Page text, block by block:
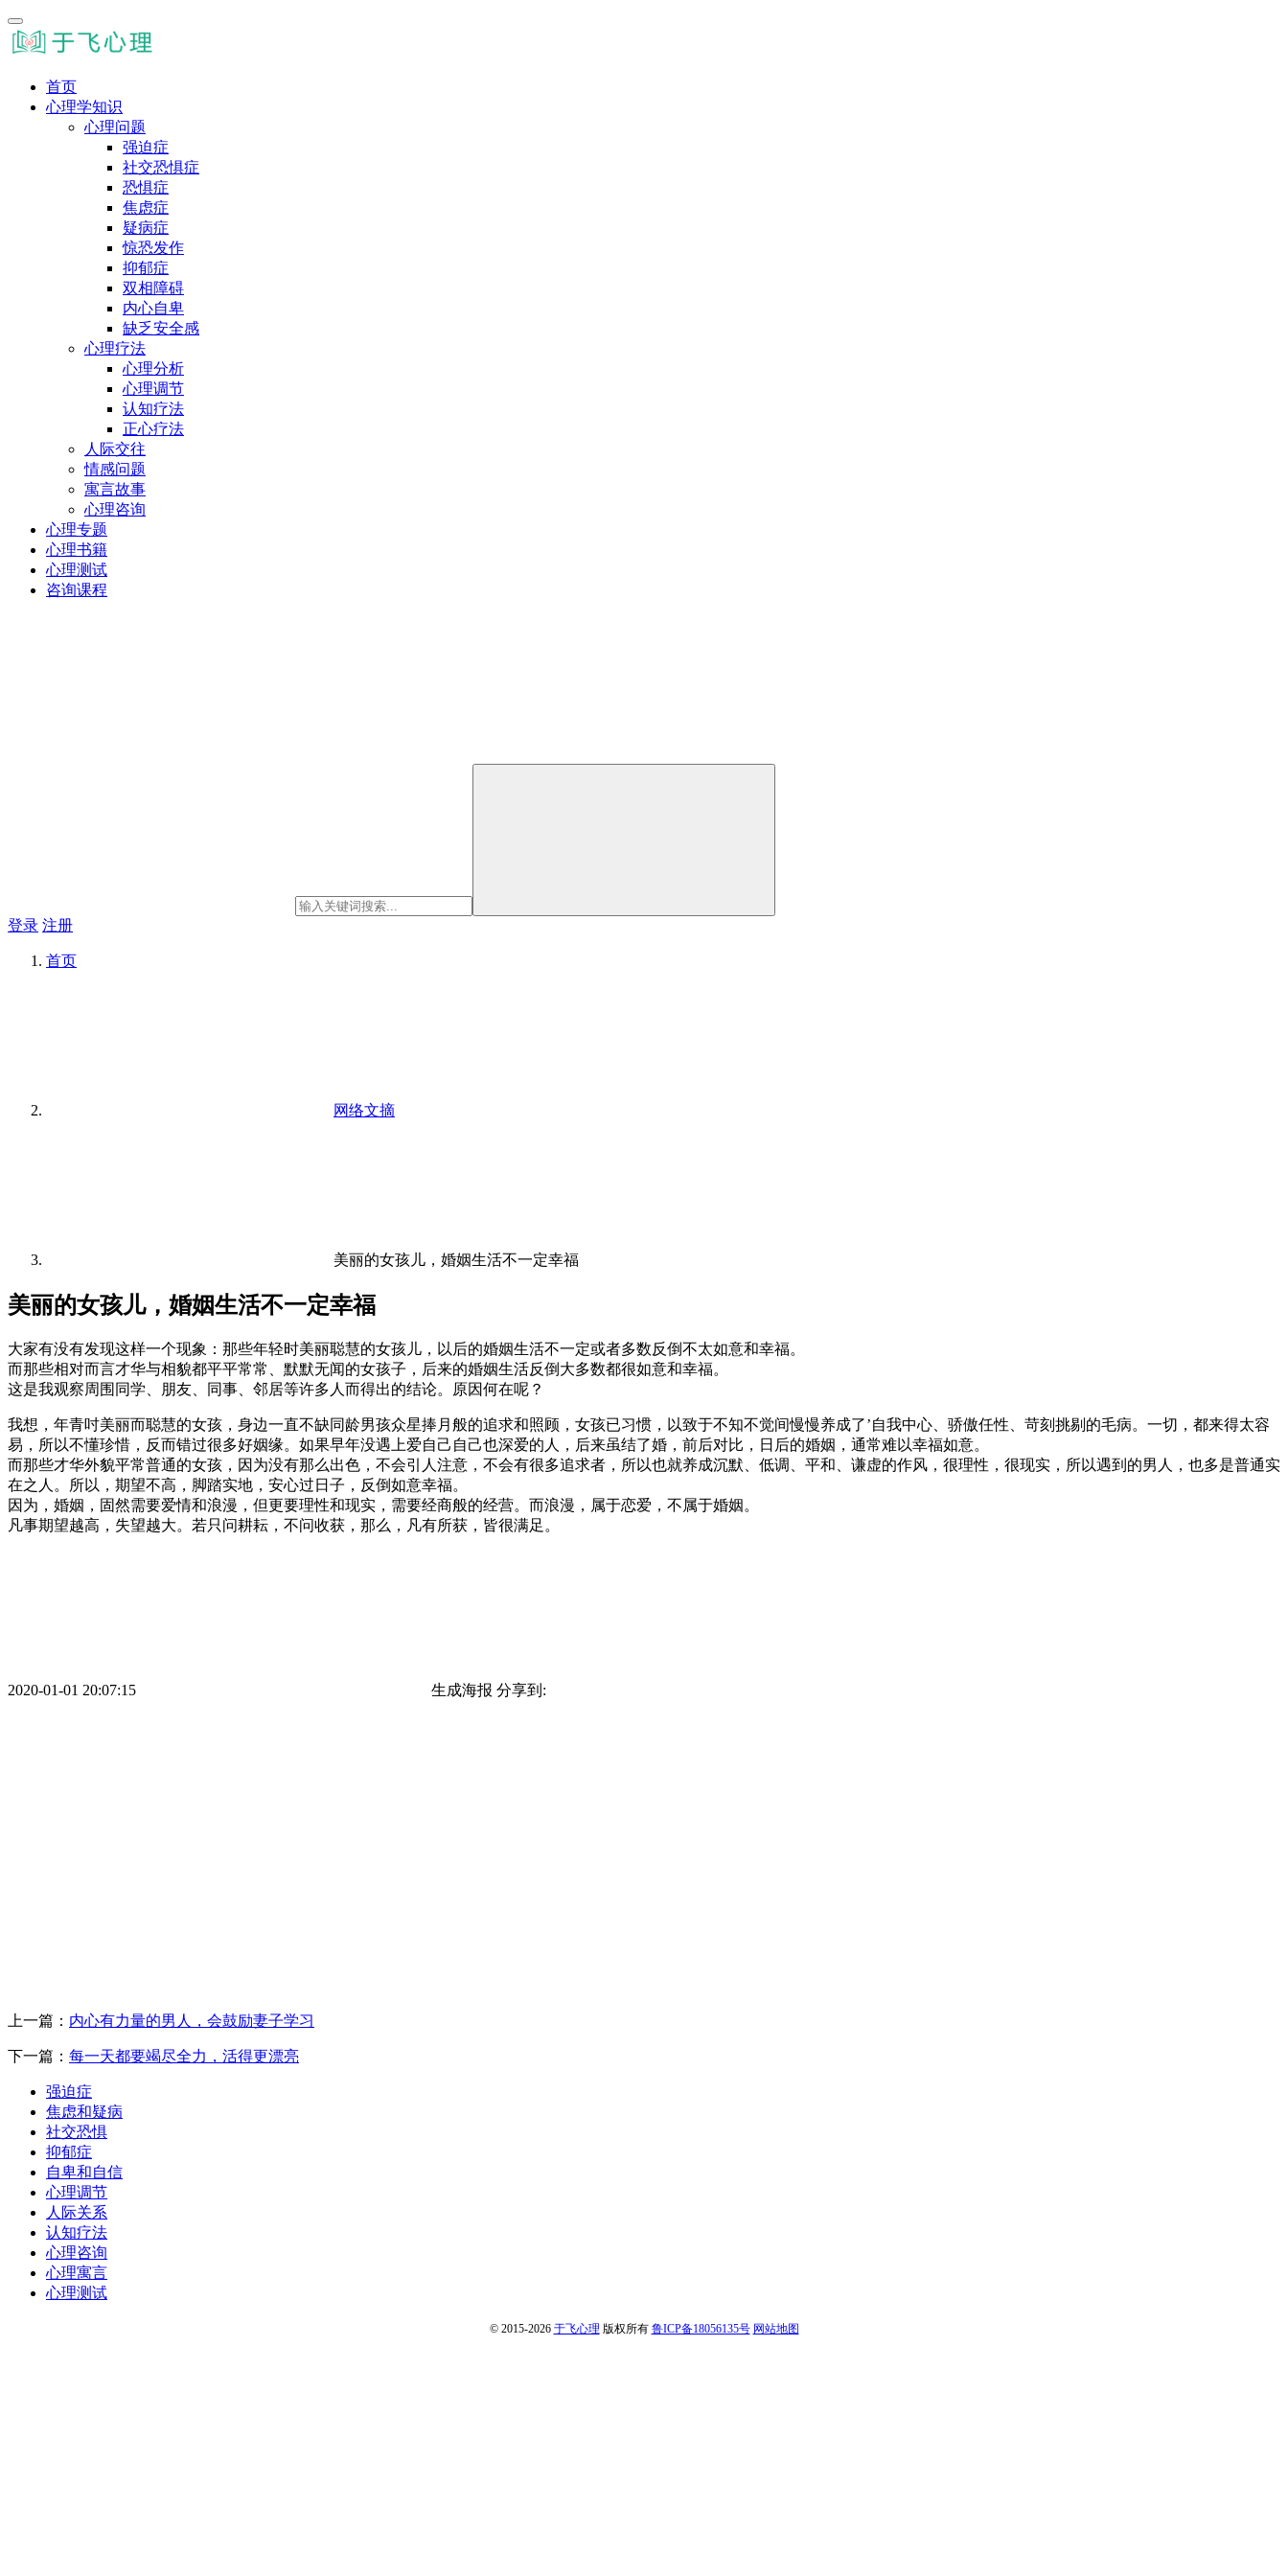
首页
心理学知识
心理问题
强迫症
社交恐惧症
恐惧症
焦虑症
疑病症
惊恐发作
抑郁症
双相障碍
内心自卑
缺乏安全感
心理疗法
心理分析
心理调节
认知疗法
正心疗法
人际交往
情感问题
寓言故事
心理咨询
心理专题
心理书籍
心理测试
咨询课程
登录 注册
首页
网络文摘
美丽的女孩儿，婚姻生活不一定幸福
美丽的女孩儿，婚姻生活不一定幸福
大家有没有发现这样一个现象：那些年轻时美丽聪慧的女孩儿，以后的婚姻生活不一定或者多数反倒不太如意和幸福。
而那些相对而言才华与相貌都平平常常、默默无闻的女孩子，后来的婚姻生活反倒大多数都很如意和幸福。
这是我观察周围同学、朋友、同事、邻居等许多人而得出的结论。原因何在呢？
我想，年青吋美丽而聪慧的女孩，身边一直不缺同龄男孩众星捧月般的追求和照顾，女孩已习惯，以致于不知不觉间慢慢养成了’自我中心、骄傲任性、苛刻挑剔的毛病。一切，都来得太容
易，所以不懂珍惜，反而错过很多好姻缘。如果早年没遇上爱自己自己也深爱的人，后来虽结了婚，前后对比，日后的婚姻，通常难以幸福如意。
而那些才华外貌平常普通的女孩，因为没有那么出色，不会引人注意，不会有很多追求者，所以也就养成沉默、低调、平和、谦虚的作风，很理性，很现实，所以遇到的男人，也多是普通实
在之人。所以，期望不高，脚踏实地，安心过日子，反倒如意幸福。
因为，婚姻，固然需要爱情和浪漫，但更要理性和现实，需要经商般的经营。而浪漫，属于恋爱，不属于婚姻。
凡事期望越高，失望越大。若只问耕耘，不问收获，那么，凡有所获，皆很满足。
2020-01-01 20:07:15 生成海报 分享到:
上一篇： 内心有力量的男人，会鼓励妻子学习
下一篇： 每一天都要竭尽全力，活得更漂亮
强迫症
焦虑和疑病
社交恐惧
抑郁症
自卑和自信
心理调节
人际关系
认知疗法
心理咨询
心理寓言
心理测试
© 2015-2026 于飞心理 版权所有 鲁ICP备18056135号 网站地图